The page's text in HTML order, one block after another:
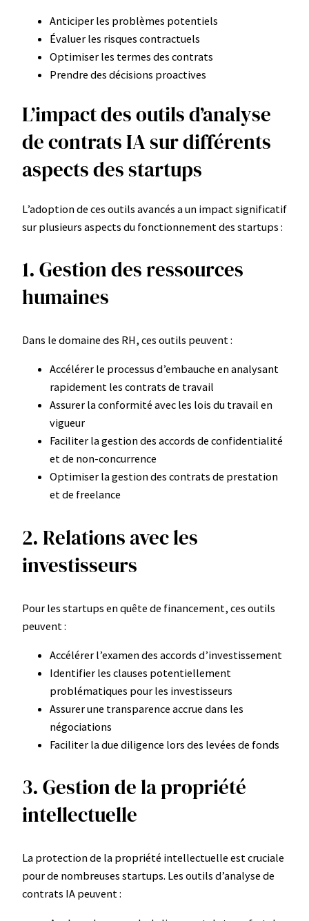
Anticiper les problèmes potentiels
Évaluer les risques contractuels
Optimiser les termes des contrats
Prendre des décisions proactives
L’impact des outils d’analyse
de contrats IA sur différents
aspects des startups
L’adoption de ces outils avancés a un impact significatif
sur plusieurs aspects du fonctionnement des startups :
1. Gestion des ressources
humaines
Dans le domaine des RH, ces outils peuvent :
Accélérer le processus d’embauche en analysant
rapidement les contrats de travail
Assurer la conformité avec les lois du travail en
vigueur
Faciliter la gestion des accords de confidentialité
et de non-concurrence
Optimiser la gestion des contrats de prestation
et de freelance
2. Relations avec les
investisseurs
Pour les startups en quête de financement, ces outils
peuvent :
Accélérer l’examen des accords d’investissement
Identifier les clauses potentiellement
problématiques pour les investisseurs
Assurer une transparence accrue dans les
négociations
Faciliter la due diligence lors des levées de fonds
3. Gestion de la propriété
intellectuelle
La protection de la propriété intellectuelle est cruciale
pour de nombreuses startups. Les outils d’analyse de
contrats IA peuvent :